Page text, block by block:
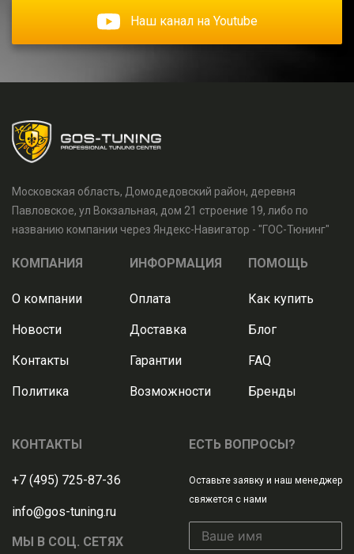
Наш канал на Youtube
Московская область, Домодедовский район, деревня
Павловское, ул Вокзальная, дом 21 строение 19, либо по
названию компании через Яндекс-Навигатор - "ГОС-Тюнинг"
КОМПАНИЯ
О компании
Новости
Контакты
Политика
ИНФОРМАЦИЯ
Оплата
Доставка
Гарантии
Возможности
ПОМОЩЬ
Как купить
Блог
FAQ
Бренды
КОНТАКТЫ
+7 (495) 725-87-36
info@gos-tuning.ru
МЫ В СОЦ. СЕТЯХ
ЕСТЬ ВОПРОСЫ?
Оставьте заявку и наш менеджер
свяжется с нами